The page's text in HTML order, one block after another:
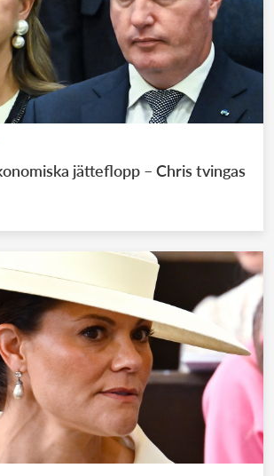
jätteflopp – Chris tvingas